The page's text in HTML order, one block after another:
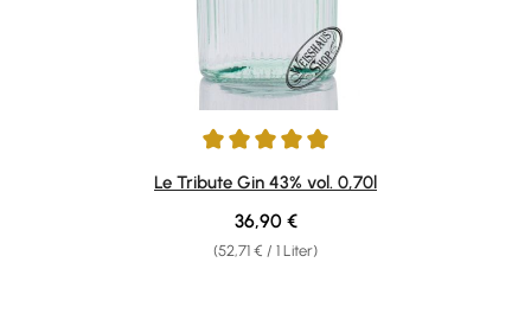
Durchschnittliche Bewertung von 4.91 von 5 Sternen
Le Tribute Gin 43% vol. 0,70l
(52,71 € / 1 Liter)
Regulärer Preis:
36,90 €